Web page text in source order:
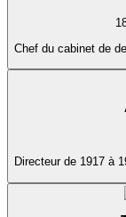
Chef du cabinet de
Directeur de 1917 à